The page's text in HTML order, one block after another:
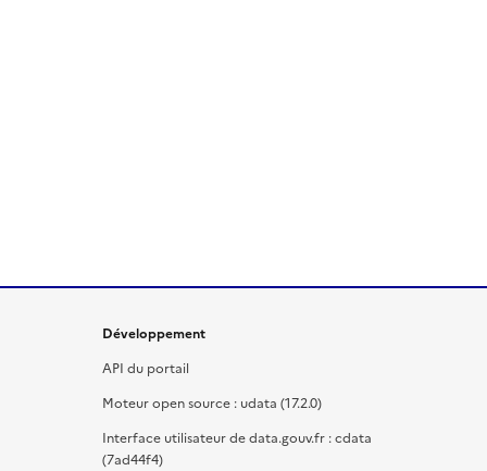
Développement
API du portail
Moteur open source : udata (17.2.0)
Interface utilisateur de data.gouv.fr : cdata
(7ad44f4)